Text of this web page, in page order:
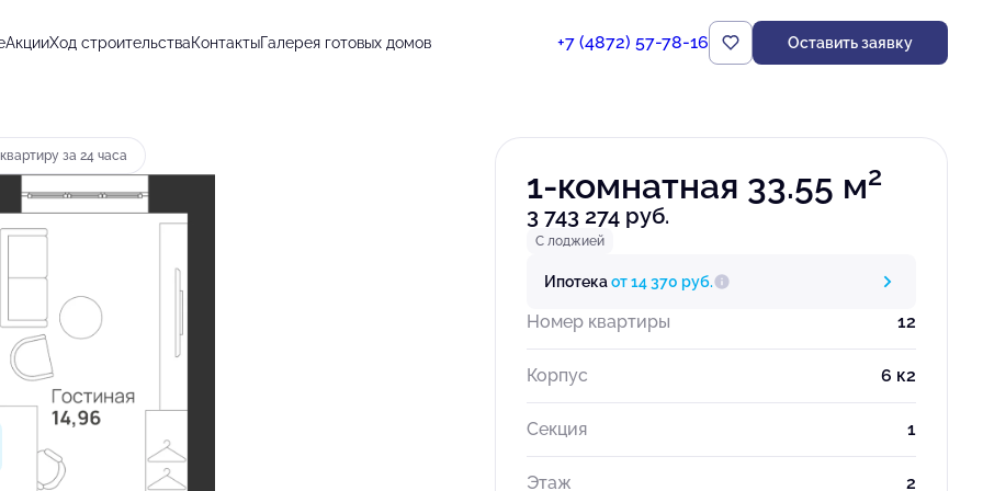
АкцииХод строительстваКонтактыГалерея готовых домов +7 (4872) 57-78-16 Оставить заявку
14 370 руб. Забронировать
за 24 часа
1-комнатная 33.55 м2
3 743 274 руб.
С лоджией
Ипотекаот 14 370 руб.
Номер квартиры 12
Корпус 6 к2
Секция 1
Этаж 2